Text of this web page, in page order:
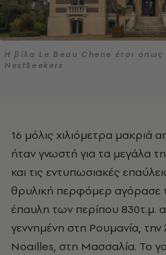
H βίλα Le Beau Chene έτσι
NestSeekers
16 μόλις χιλιόμετρα μακριά από το Παρίσι, η πόλη
ήταν γνωστή για τα μεγάλα
και τις εντυπωσιακές
θρυλική περφόμερ αγόρασε
έπαυλη των περίπου 830τ.μ.
γεννημένη στη Ρουμανία, την
Noailles, στη Μασσαλία. Το